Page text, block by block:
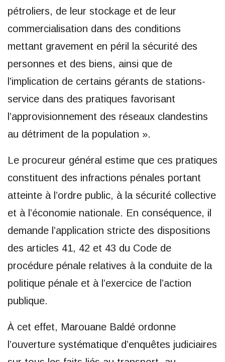
pétroliers, de leur stockage et de leur
commercialisation dans des conditions
mettant gravement en péril la sécurité des
personnes et des biens, ainsi que de
l’implication de certains gérants de stations-
service dans des pratiques favorisant
l’approvisionnement des réseaux clandestins
au détriment de la population ».
Le procureur général estime que ces pratiques
constituent des infractions pénales portant
atteinte à l’ordre public, à la sécurité collective
et à l’économie nationale. En conséquence, il
demande l’application stricte des dispositions
des articles 41, 42 et 43 du Code de
procédure pénale relatives à la conduite de la
politique pénale et à l’exercice de l’action
publique.
À cet effet, Marouane Baldé ordonne
l’ouverture systématique d’enquêtes judiciaires